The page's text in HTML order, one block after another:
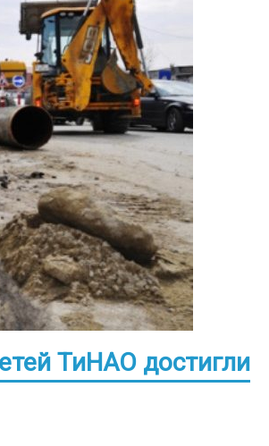
ТиНАО достигли